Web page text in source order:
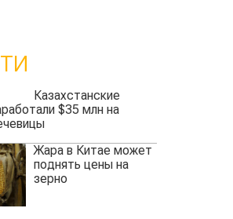
Казахстанские
$35 млн на
Жара в Китае может
поднять цены на
зерно